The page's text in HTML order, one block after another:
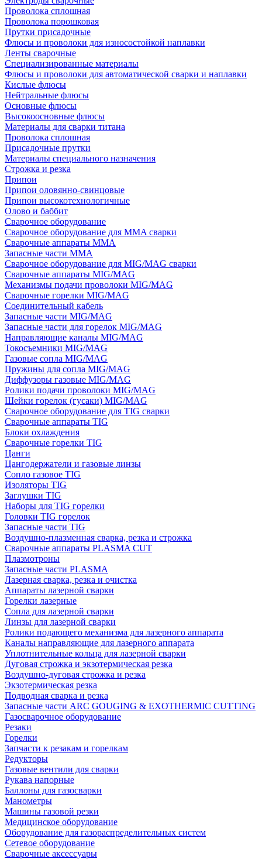
Проволока сплошная
Проволока порошковая
Прутки присадочные
Флюсы и проволоки для износостойкой наплавки
Ленты сварочные
Специализированные материалы
Флюсы и проволоки для автоматической сварки и наплавки
Кислые флюсы
Нейтральные флюсы
Основные флюсы
Высокоосновные флюсы
Материалы для сварки титана
Проволока сплошная
Присадочные прутки
Материалы специального назначения
Строжка и резка
Припои
Припои оловянно-свинцовые
Припои высокотехнологичные
Олово и баббит
Сварочное оборудование
Сварочное оборудование для MMA сварки
Сварочные аппараты MMA
Запасные части MMA
Сварочное оборудование для MIG/MAG сварки
Сварочные аппараты MIG/MAG
Механизмы подачи проволоки MIG/MAG
Сварочные горелки MIG/MAG
Соединительный кабель
Запасные части MIG/MAG
Запасные части для горелок MIG/MAG
Направляющие каналы MIG/MAG
Токосъемники MIG/MAG
Газовые сопла MIG/MAG
Пружины для сопла MIG/MAG
Диффузоры газовые MIG/MAG
Ролики подачи проволоки MIG/MAG
Шейки горелок (гусаки) MIG/MAG
Сварочное оборудование для TIG сварки
Сварочные аппараты TIG
Блоки охлаждения
Сварочные горелки TIG
Цанги
Цангодержатели и газовые линзы
Сопло газовое TIG
Изоляторы TIG
Заглушки TIG
Наборы для TIG горелки
Головки TIG горелок
Запасные части TIG
Воздушно-плазменная сварка, резка и строжка
Сварочные аппараты PLASMA CUT
Плазмотроны
Запасные части PLASMA
Лазерная сварка, резка и очистка
Аппараты лазерной сварки
Горелки лазерные
Сопла для лазерной сварки
Линзы для лазерной сварки
Ролики подающего механизма для лазерного аппарата
Каналы направляющие для лазерного аппарата
Уплотнительные кольца для лазерной сварки
Дуговая строжка и экзотермическая резка
Воздушно-дуговая строжка и резка
Экзотермическая резка
Подводная сварка и резка
Запасные части ARC GOUGING & EXOTHERMIC CUTTING
Газосварочное оборудование
Резаки
Горелки
Запчасти к резакам и горелкам
Редукторы
Газовые вентили для сварки
Рукава напорные
Баллоны для газосварки
Манометры
Машины газовой резки
Медицинское оборудование
Оборудование для газораспределительных систем
Сетевое оборудование
Сварочные аксессуары